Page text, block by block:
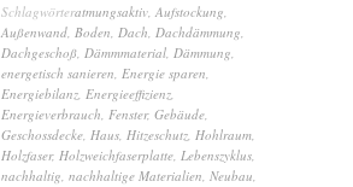
Schlagwörteratmungsaktiv Aufstockung
Außenwand Boden Dach Dachdämmung
Dachgeschoß Dämmmaterial Dämmung
energetisch sanieren Energie sparen
Energiebilanz Energieeffizienz
Energieverbrauch Fenster, Gebäude
Geschossdecke Haus Hitzeschutz Hohlraum
Holzfaser, Holzweichfaserplatte Lebenszyklus
nachhaltig nachhaltige Materialien Neubau